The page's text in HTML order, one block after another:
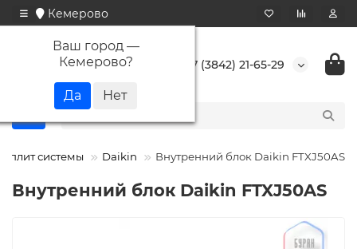
Кемерово
Ваш город —
Кемерово? +7 (3842) 21-65-29
системы Daikin Внутренний блок Daikin FTXJ50AS
Внутренний блок Daikin FTXJ50AS